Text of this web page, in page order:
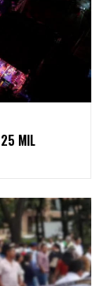
25 MIL